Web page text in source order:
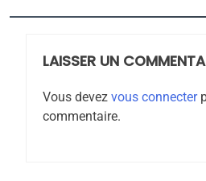
LAISSER UN
Vous devez vous connecter
commentaire.
rapport
FRANCE ISRAÉL
6